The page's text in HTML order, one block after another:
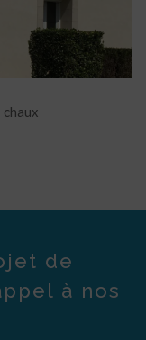
chaux
de
à nos